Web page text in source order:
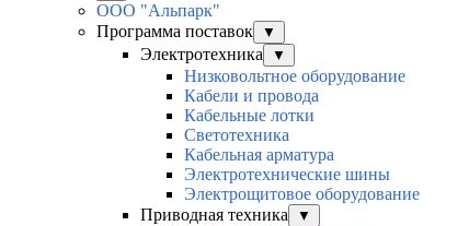
ООО "Альпарк"
Программа поставок
▼
Электротехника ▼
Низковольтное оборудование
Кабели и провода
Кабельные лотки
Светотехника
Кабельная арматура
Электротехнические шины
Электрощитовое оборудование
Приводная техника
▼